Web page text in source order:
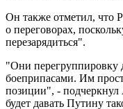
Он также отметил, что
о переговорах,
перезарядиться".
"Они перегруппировку
боеприпасами. Им
позиции", - подчеркнул
будет давать Путину